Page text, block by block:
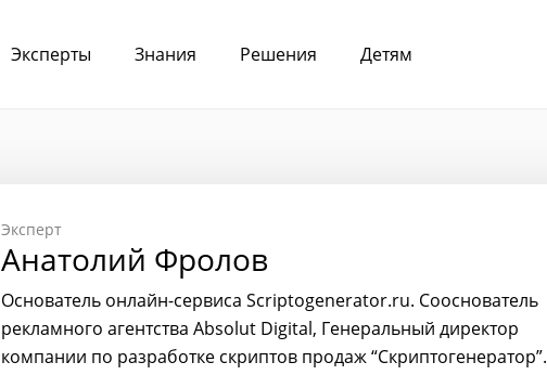
Эксперты Знания Решения Детям
Эксперт
Анатолий Фролов
Основатель онлайн-сервиса Scriptogenerator.ru. Сооснователь
рекламного агентства Absolut Digital, Генеральный директор
компании по разработке скриптов продаж “Скриптогенератор”.